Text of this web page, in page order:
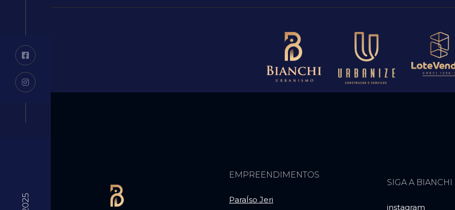
EMPREENDIMENTOS
ParaÍso Jeri
SIGA A BIANCHI
instagram